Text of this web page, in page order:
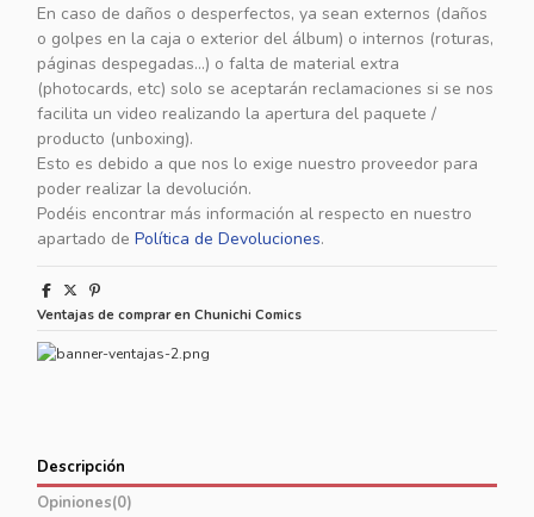
En caso de daños o desperfectos, ya sean externos (daños
o golpes en la caja o exterior del álbum) o internos (roturas,
páginas despegadas...) o falta de material extra
(photocards, etc) solo se aceptarán reclamaciones si se nos
facilita un video realizando la apertura del paquete /
producto (unboxing).
Esto es debido a que nos lo exige nuestro proveedor para
poder realizar la devolución.
Podéis encontrar más información al respecto en nuestro
apartado de Política de Devoluciones.
Ventajas de comprar en Chunichi Comics
Descripción
Opiniones(0)